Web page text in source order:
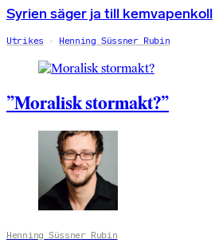
Syrien säger ja till kemvapenkoll
Utrikes Henning Süssner Rubin
”Moralisk stormakt?”
Henning Süssner Rubin